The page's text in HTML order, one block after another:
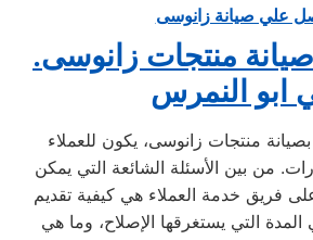
علي صيانة زانوسى
.أسئلة حول صيانة منتجات زانوسى
ابو النمرس
بصيانة منتجات زانوسى، يكون للعملاء
من بين الأسئلة الشائعة التي يمكن
فريق خدمة العملاء هي كيفية تقديم
التي يستغرقها الإصلاح، وما هي